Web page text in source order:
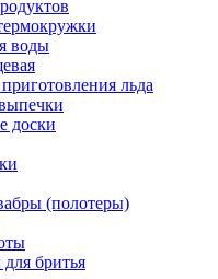
воды
льда
доски
(полотеры)
бритья